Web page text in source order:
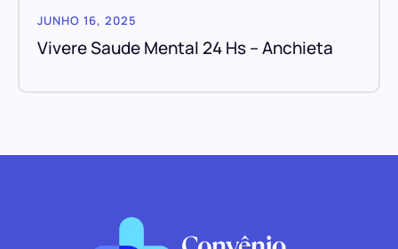
JUNHO 16, 2025
Vivere Saude Mental 24 Hs – Anchieta